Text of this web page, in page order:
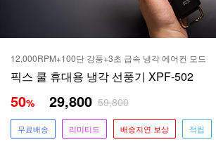
12,000RPM+100단 강풍+3초 급속 냉각 에어컨 모드
픽스 쿨 휴대용 냉각 선풍기 XPF-502
50% 29,800 59,800
무료배송 리미티드 배송지연 보상 적립